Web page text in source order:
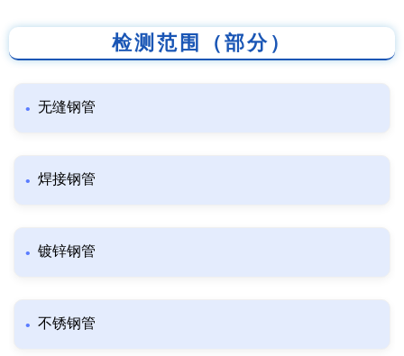
检测范围（部分）
无缝钢管
焊接钢管
镀锌钢管
不锈钢管